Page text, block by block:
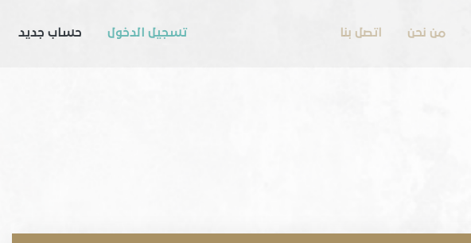
من نحن اتصل بنا تسجيل الدخول حساب جديد